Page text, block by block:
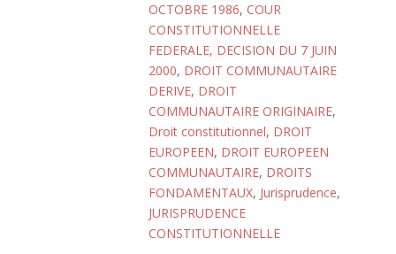
OCTOBRE 1986, COUR
CONSTITUTIONNELLE
FEDERALE, DECISION DU 7 JUIN
2000, DROIT COMMUNAUTAIRE
DERIVE, DROIT
COMMUNAUTAIRE ORIGINAIRE,
Droit constitutionnel, DROIT
EUROPEEN, DROIT EUROPEEN
COMMUNAUTAIRE, DROITS
FONDAMENTAUX, Jurisprudence,
JURISPRUDENCE
CONSTITUTIONNELLE